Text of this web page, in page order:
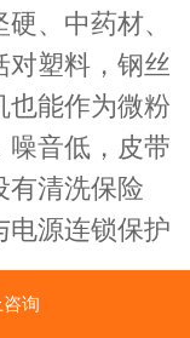
、中药材、
对塑料，钢丝
也能作为微粉
噪音低，皮带
有清洗保险
电源连锁保护
询